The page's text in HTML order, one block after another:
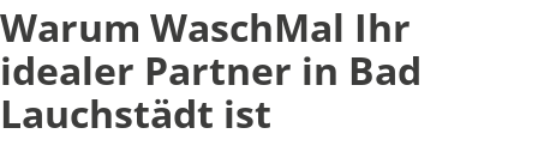
Warum WaschMal Ihr
idealer Partner in Bad
Lauchstädt ist